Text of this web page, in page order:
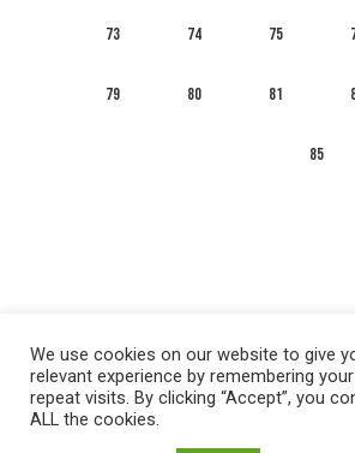
73 74 75
79 80 81
85
English Français
We use cookies on our website to give
relevant experience by remembering
repeat visits. By clicking “Accept”, you
ALL the cookies.